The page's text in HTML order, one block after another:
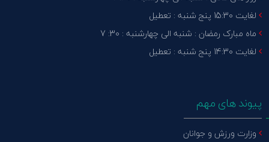
لغایت 15:30 پنج شنبه : تعطیل
ماه مبارک رمضان : شنبه الی چهارشنبه : 30: 7
لغایت 14:30 پنج شنبه : تعطیل
پیوند های مهم
وزارت ورزش و جوانان